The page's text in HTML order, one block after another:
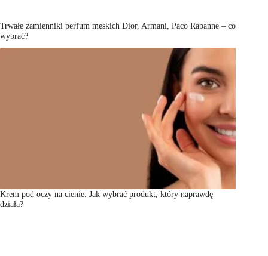
Trwałe zamienniki perfum męskich Dior, Armani, Paco Rabanne – co
wybrać?
Krem pod oczy na cienie. Jak wybrać produkt, który naprawdę
działa?